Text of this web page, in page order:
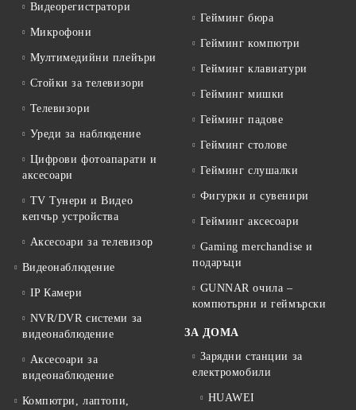
Видеорегистратори
Микрофони
Мултимедийни плейъри
Стойки за телевизори
Телевизори
Уреди за наблюдение
Цифрови фотоапарати и
аксесоари
TV Тунери и Видео
кепчър устройства
Аксесоари за телевизор
Видеонаблюдение
IP Камери
NVR/DVR системи за
видеонаблюдение
Аксесоари за
видеонаблюдение
Компютри, лаптопи,
Гейминг бюра
Гейминг компютри
Гейминг клавиатури
Гейминг мишки
Гейминг падове
Гейминг столове
Гейминг слушалки
Фигурки и сувенири
Гейминг аксесоари
Gaming merchandise и
подаръци
GUNNAR очила –
компютърни и геймърски
ЗА ДОМА
Зарядни станции за
електромобили
HUAWEI